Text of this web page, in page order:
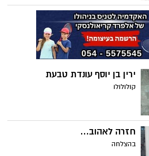
ירין בן יוסף עונדת טבעת
קולולולו
חזרה לאהוב...
בהצלחה